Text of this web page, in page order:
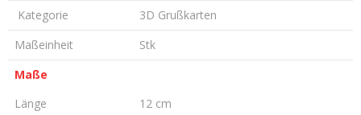
Kategorie
3D Grußkarten
Maßeinheit
Stk
Maße
Länge
12 cm